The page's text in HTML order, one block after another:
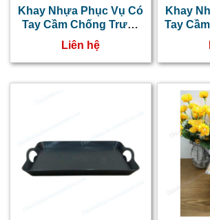
Khay Nhựa Phục Vụ Có
Tay Cầm Chống Trượt
Giá Rẻ Cỡ Lớn
Liên hệ
Khay
Tay